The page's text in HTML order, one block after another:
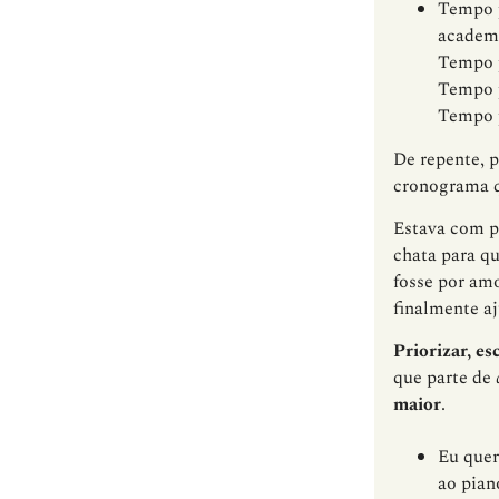
Tempo
Tempo
Tempo
Tempo
De repente,
cronograma
Estava com
chata para
fosse por
finalmente
Priorizar,
que parte de
maior.
Eu
ao